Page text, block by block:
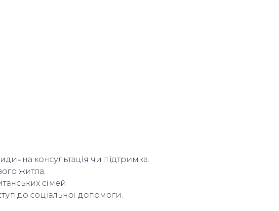
консультація чи підтримка.
житла.
сімей.
до соціальної допомоги.